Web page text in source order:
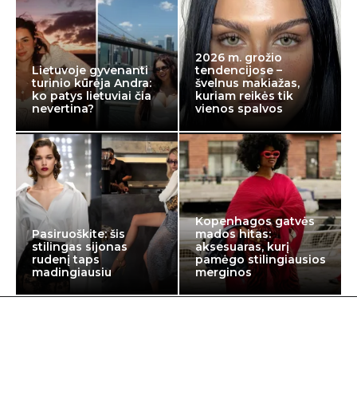
Lietuvoje gyvenanti
turinio kūrėja Andra:
ko patys lietuviai čia
nevertina?
2026 m. grožio
tendencijose –
švelnus makiažas,
kuriam reikės tik
vienos spalvos
Pasiruoškite: šis
stilingas sijonas
rudenį taps
madingiausiu
Kopenhagos gatvės
mados hitas:
aksesuaras, kurį
pamėgo stilingiausios
merginos